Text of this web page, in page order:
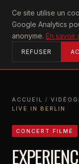
Ce site utilise un
Google Analytics
anonyme. En savoir
REFUSER
U2achtung
ACCUEIL
ACCUEIL /
LIVE IN BERLIN
CONCERT FILMÉ ·